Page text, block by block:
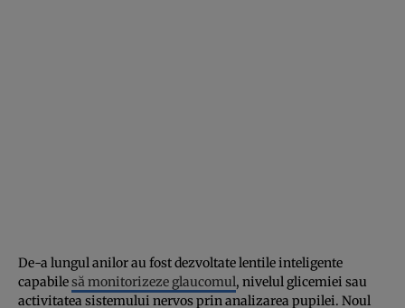
De-a lungul anilor au fost dezvoltate lentile inteligente
capabilesă monitorizeze glaucomul, nivelul glicemiei sau
activitatea sistemului nervos prin analizarea pupilei. Noul